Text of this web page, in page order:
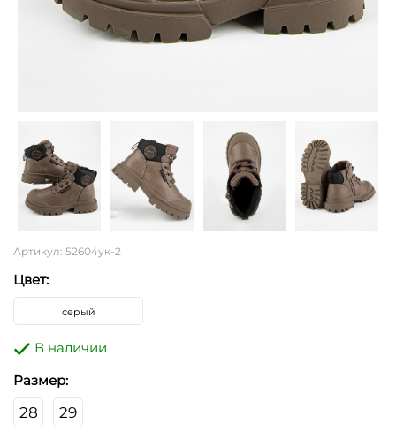
Артикул: 52604ук-2
Цвет:
серый
В наличии
Размер:
28 29